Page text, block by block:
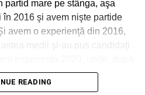
a mai transmis
ceremoniei oficiale,
de Triumf va putea vizita
partid mare pe stânga, aşa
2016 şi avem nişte partide
avem o experienţă din 2016,
medii şi-au pus candidaţi
în care au existat
presiune a publicului de
READING